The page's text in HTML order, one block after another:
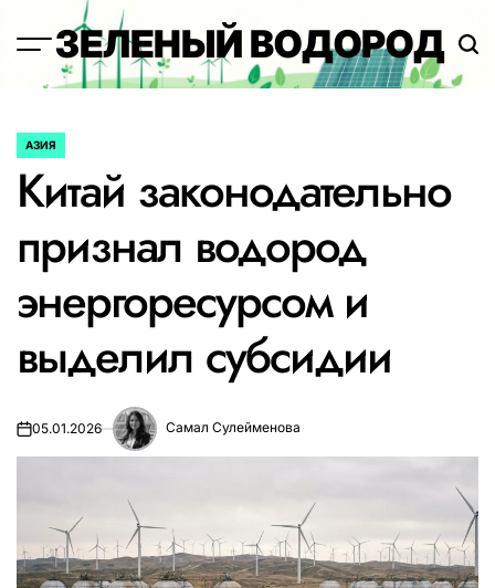
содержимому
ЗЕЛЕНЫЙ ВОДОРОД
ОПУБЛИКОВАНО
АЗИЯ
Китай законодательно
признал водород
энергоресурсом и
выделил субсидии
05.01.2026 Самал Сулейменова